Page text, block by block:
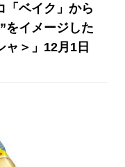
「ベイク」から
をイメージした
ャ＞」12月1日